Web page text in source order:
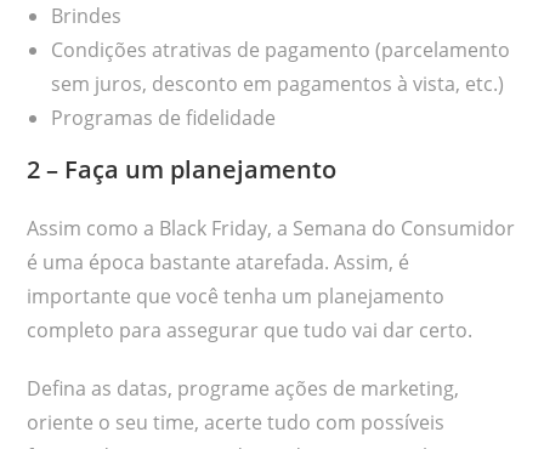
Brindes
Condições atrativas de pagamento (parcelamento
sem juros, desconto em pagamentos à vista, etc.)
Programas de fidelidade
2 – Faça um planejamento
Assim como a Black Friday, a Semana do Consumidor
é uma época bastante atarefada. Assim, é
importante que você tenha um planejamento
completo para assegurar que tudo vai dar certo.
Defina as datas, programe ações de marketing,
oriente o seu time, acerte tudo com possíveis